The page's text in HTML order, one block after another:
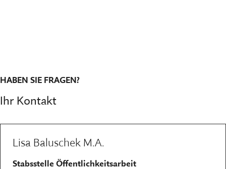
Ihr Kontakt
HABEN SIE FRAGEN?
Lisa Baluschek M.A.
Stabsstelle Öffentlichkeitsarbeit